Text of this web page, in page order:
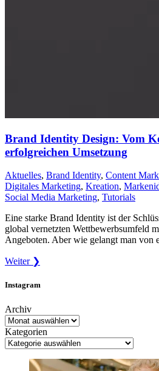
Brand Identity Design: Vom
erfolgreichen Umsetzung
Aktuelles, Brand Identity, Content
Digitales Marketing, Kreation,
Social Media Marketing, Tutorials
Eine starke Brand Identity ist der
global vernetzten Wettbewerbsumfeld
Angeboten. Aber wie gelangt man
Weiter ❯
Instagram
Archiv
Kategorien